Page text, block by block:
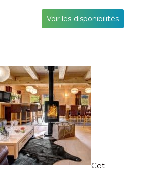
Voir les disponibilités
Cet